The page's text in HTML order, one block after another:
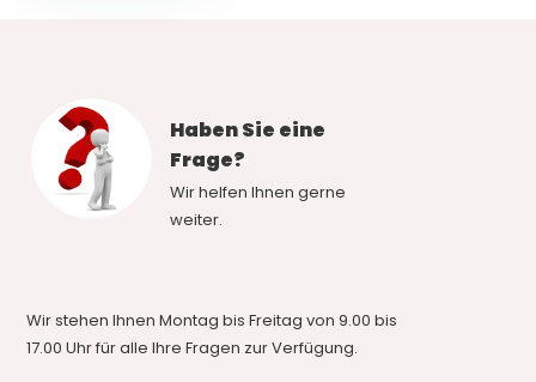
Haben Sie eine
Frage?
Wir helfen Ihnen gerne
weiter.
Wir stehen Ihnen Montag bis Freitag von 9.00 bis
17.00 Uhr für alle Ihre Fragen zur Verfügung.